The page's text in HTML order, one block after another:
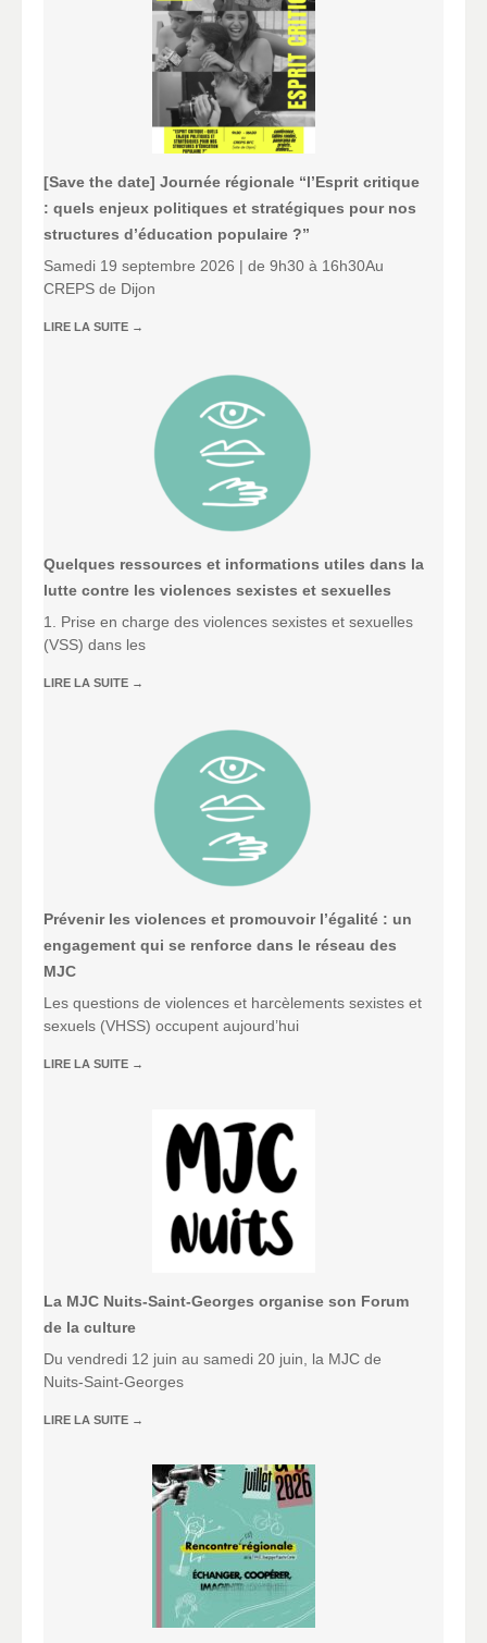
[Save the date] Journée régionale “l’Esprit critique
: quels enjeux politiques et stratégiques pour nos
structures d’éducation populaire ?”
Samedi 19 septembre 2026 | de 9h30 à 16h30Au
CREPS de Dijon
LIRE LA SUITE →
Quelques ressources et informations utiles dans la
lutte contre les violences sexistes et sexuelles
1. Prise en charge des violences sexistes et sexuelles
(VSS) dans les
LIRE LA SUITE →
Prévenir les violences et promouvoir l’égalité : un
engagement qui se renforce dans le réseau des
MJC
Les questions de violences et harcèlements sexistes et
sexuels (VHSS) occupent aujourd’hui
LIRE LA SUITE →
La MJC Nuits-Saint-Georges organise son Forum
de la culture
Du vendredi 12 juin au samedi 20 juin, la MJC de
Nuits-Saint-Georges
LIRE LA SUITE →